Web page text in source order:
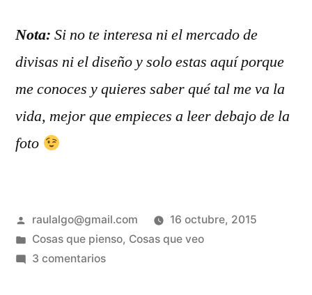
Nota: Si no te interesa ni el mercado de
divisas ni el diseño y solo estas aquí porque
me conoces y quieres saber qué tal me va la
vida, mejor que empieces a leer debajo de la
foto
Publicado
por
raulalgo@gmail.com
16 octubre, 2015
Publicado
en
Cosas que pienso, Cosas que veo
3 comentariosen